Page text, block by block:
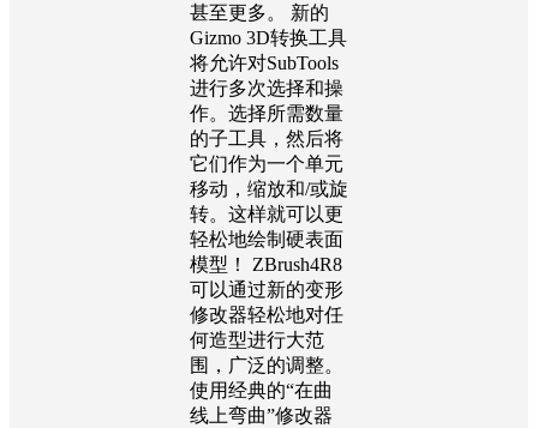
甚至更多。 新的
Gizmo 3D转换工具
将允许对SubTools
进行多次选择和操
作。选择所需数量
的子工具，然后将
它们作为一个单元
移动，缩放和/或旋
转。这样就可以更
轻松地绘制硬表面
模型！ ZBrush4R8
可以通过新的变形
修改器轻松地对任
何造型进行大范
围，广泛的调整。
使用经典的“在曲
线上弯曲”修改器